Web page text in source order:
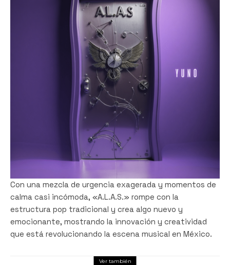
Con una mezcla de urgencia exagerada y momentos de
calma casi incómoda, «A.L.A.S.» rompe con la
estructura pop tradicional y crea algo nuevo y
emocionante, mostrando la innovación y creatividad
que está revolucionando la escena musical en México.
Ver también